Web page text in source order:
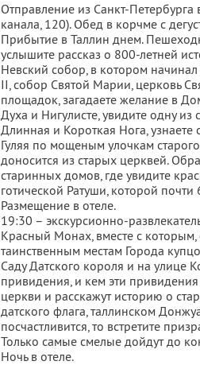
Отправление из Санкт-
канала, 120). Обед в корчме с
Прибытие в Таллин днем.
услышите рассказ о 800-летней
Невский собор, в котором
II, собор Святой Марии, церковь
площадок, загадаете желание в
Духа и Нигулисте, увидите одну
Длинная и Короткая Нога,
Гуляя по мощеным улочкам
доносится из старых церквей.
старинных домов, где увидите
готической Ратуши, которой почти
Размещение в отеле.
19:30 – экскурсионно-
Красный Монах, вместе с
таинственным местам Города
Саду Датского короля и на улице
привидения, и кем эти
церкви и расскажут историю о
датского флага, таллинском
посчастливится, то встретите
Только самые смелые дойдут до
Ночь в отеле.